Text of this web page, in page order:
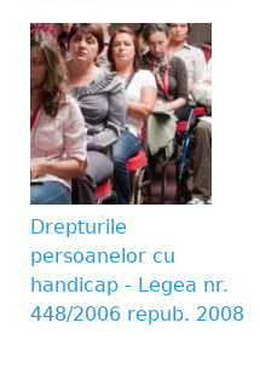
Drepturile
persoanelor cu
handicap - Legea nr.
448/2006 repub. 2008